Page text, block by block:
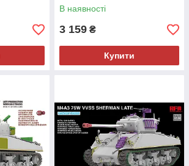
В наявності
3 159 ₴
Купити